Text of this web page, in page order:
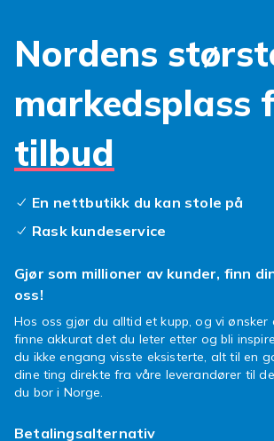
Nordens
markedsplass
tilbud
En nettbutikk du kan stole på
Rask kundeservice
Gjør som millioner av kunder, finn
oss!
Hos oss gjør du alltid et kupp, og vi ønsker
finne akkurat det du leter etter og bli
du ikke engang visste eksisterte, alt til en
dine ting direkte fra våre leverandører til
du bor i Norge.
Betalingsalternativ